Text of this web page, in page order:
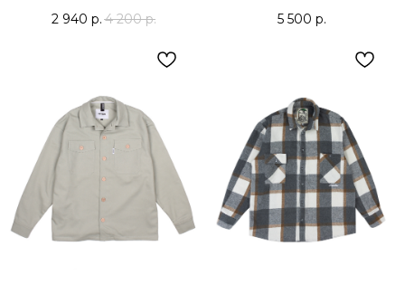
2 940 р.4 200 р.
5 500 р.